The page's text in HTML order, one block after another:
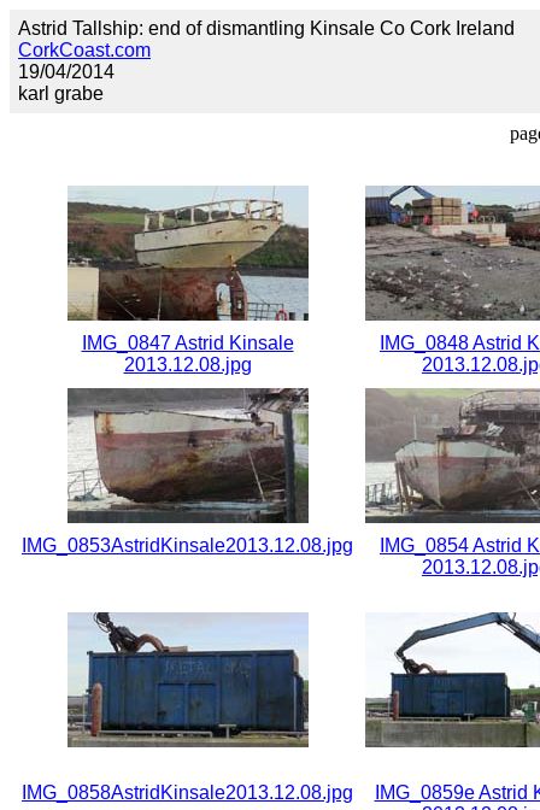
Astrid Tallship: end of dismantling Kinsale Co Cork Ireland
CorkCoast.com
19/04/2014
karl grabe
IMG_0847 Astrid Kinsale
2013.12.08.jpg
IMG_0848 Astrid
IMG_0853AstridKinsale2013.12.08.jpg
IMG_0854 Astrid
IMG_0858AstridKinsale2013.12.08.jpg
IMG_0859e Astrid